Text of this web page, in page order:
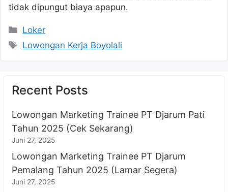
tidak dipungut biaya apapun.
Kategori
Loker
Tag
Lowongan Kerja Boyolali
Recent Posts
Lowongan Marketing Trainee PT Djarum Pati
Tahun 2025 (Cek Sekarang)
Juni 27, 2025
Lowongan Marketing Trainee PT Djarum
Pemalang Tahun 2025 (Lamar Segera)
Juni 27, 2025